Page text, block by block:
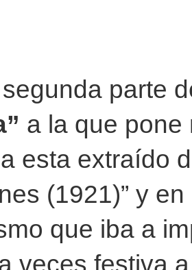
parte
a la que pone
esta extraído
(1921)” y
que iba a
veces festiva